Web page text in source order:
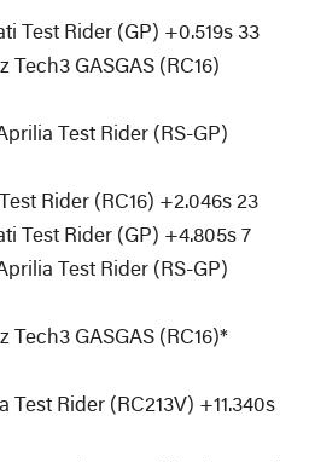
Test Rider (GP) +0.519s 33
Tech3 GASGAS (RC16)
Test Rider (RS-GP)
Rider (RC16) +2.046s 23
Test Rider (GP) +4.805s 7
Test Rider (RS-GP)
Tech3 GASGAS (RC16)*
Test Rider (RC213V) +11.340s